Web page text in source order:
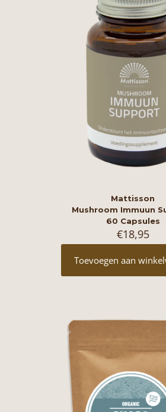
Mattisson
Mushroom Immuun
60 Capsules
€18,95
Toevoegen aan